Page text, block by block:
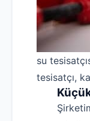
su
tesisatçı,